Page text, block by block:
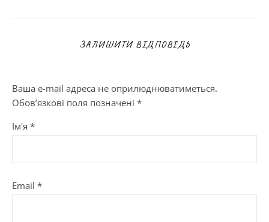
ЗАЛИШИТИ ВІДПОВІДЬ
Ваша e-mail адреса не оприлюднюватиметься.
Обов’язкові поля позначені *
Ім'я *
Email *